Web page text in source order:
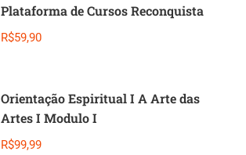
Plataforma de Cursos Reconquista
R$59,90
Orientação Espiritual I A Arte das
Artes I Modulo I
R$99,99